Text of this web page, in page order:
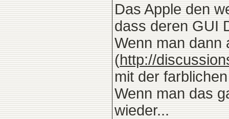
Das Apple den
dass deren GUI
Wenn man dann
(http://
mit der
Wenn man das
wieder...